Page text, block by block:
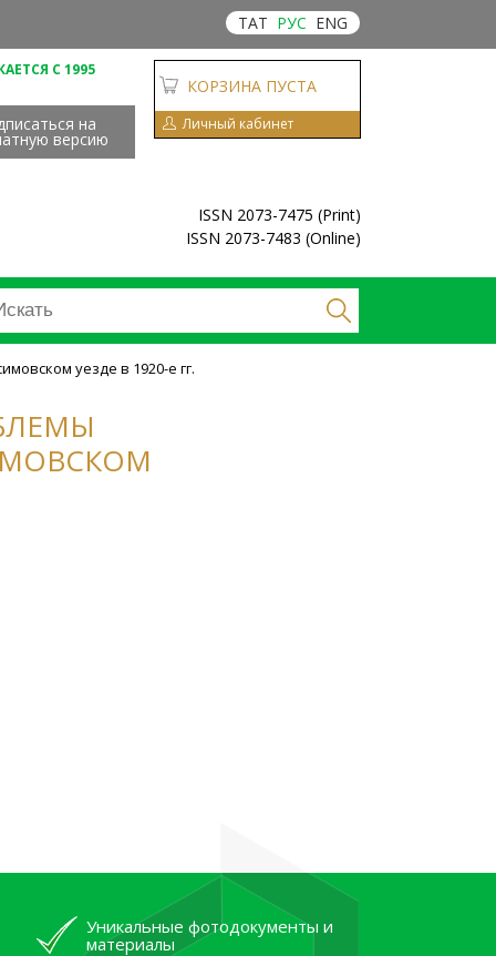
ТАТ РУС ENG
С 1995
на
версию
КОРЗИНА ПУСТА
Личный кабинет
ISSN 2073-7475 (Print)
ISSN 2073-7483 (Online)
уезде в 1920-е гг.
Уникальные фотодокументы и
материалы